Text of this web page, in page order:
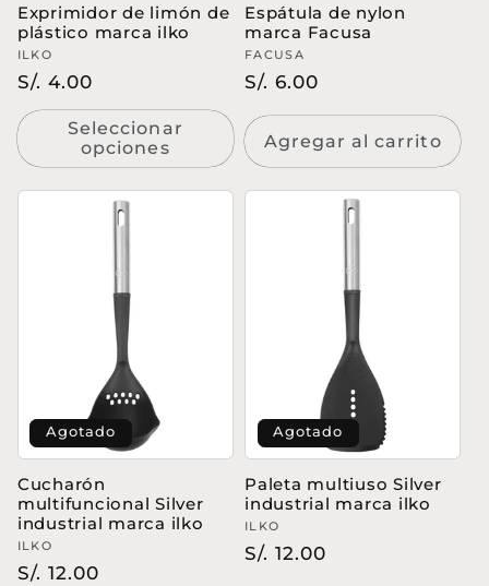
Exprimidor de limón de
plástico marca ilko
Proveedor:
ILKO
Precio
habitual
S/. 4.00
Seleccionar
opciones
Espátula de nylon
marca Facusa
Proveedor:
FACUSA
Precio
S/. 6.00
Agregar al carrito
Agotado
Cucharón
multifuncional Silver
industrial marca ilko
Proveedor:
ILKO
Precio
S/. 12.00
Agotado
Paleta multiuso Silver
industrial marca ilko
Proveedor:
ILKO
Precio
S/. 12.00